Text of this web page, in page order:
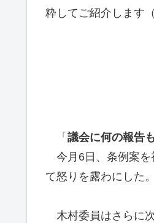
粋してご紹介します
「 議会に何の報告
今月6日、条例案を
て怒りを露わにした
木村委員はさらに